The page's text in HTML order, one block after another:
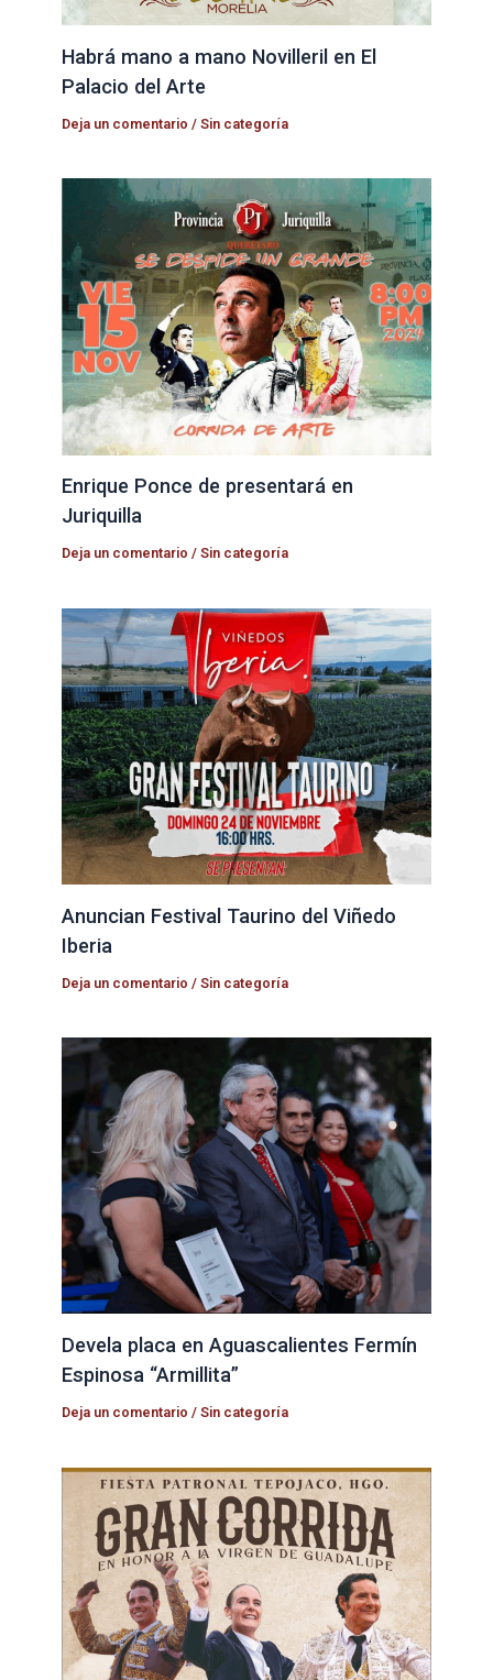
Habrá mano a mano Novilleril en El
Palacio del Arte
Deja un comentario /Sin categoría
Enrique Ponce de presentará en
Juriquilla
Deja un comentario /Sin categoría
Anuncian Festival Taurino del Viñedo
Iberia
Deja un comentario /Sin categoría
Devela placa en Aguascalientes Fermín
Espinosa “Armillita”
Deja un comentario /Sin categoría